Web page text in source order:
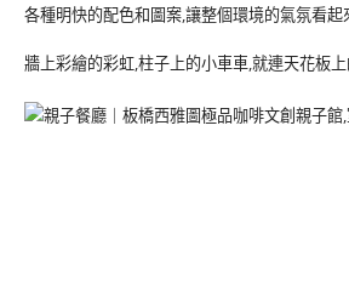
各種明快的配色和圖案,讓整個環境的氣氛看起
牆上彩繪的彩虹,柱子上的小車車,就連天花板